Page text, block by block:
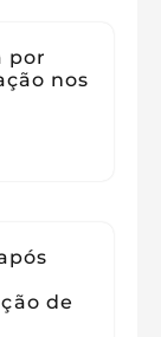
por
nos
de